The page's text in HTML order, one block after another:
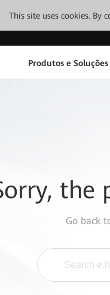
This site uses cookies. By
Produtos e Soluções
the
Go back